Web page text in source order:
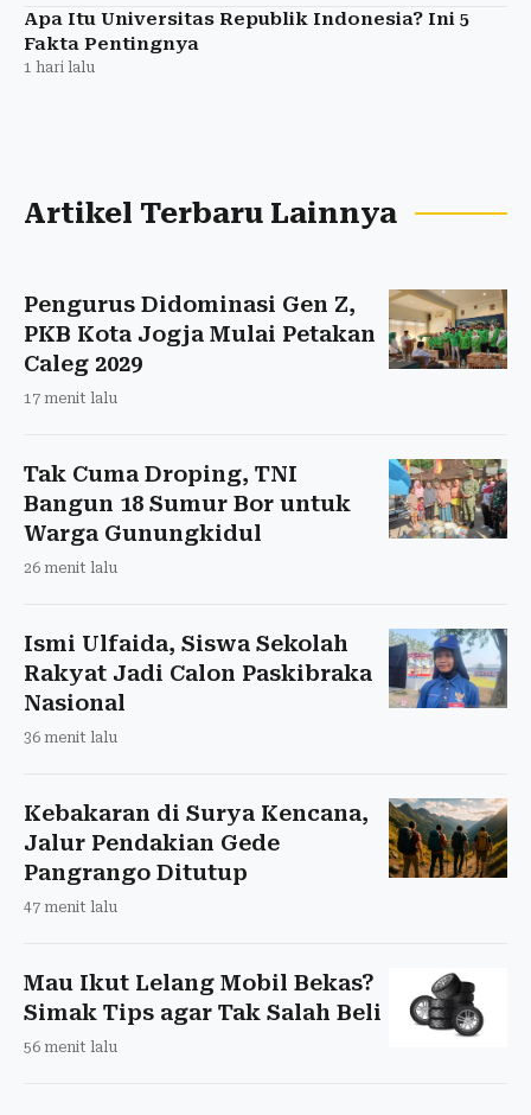
Apa Itu Universitas Republik Indonesia? Ini 5
Fakta Pentingnya
1 hari lalu
Artikel Terbaru Lainnya
Pengurus Didominasi Gen Z,
PKB Kota Jogja Mulai Petakan
Caleg 2029
17 menit lalu
Tak Cuma Droping, TNI
Bangun 18 Sumur Bor untuk
Warga Gunungkidul
26 menit lalu
Ismi Ulfaida, Siswa Sekolah
Rakyat Jadi Calon Paskibraka
Nasional
36 menit lalu
Kebakaran di Surya Kencana,
Jalur Pendakian Gede
Pangrango Ditutup
47 menit lalu
Mau Ikut Lelang Mobil Bekas?
Simak Tips agar Tak Salah Beli
56 menit lalu